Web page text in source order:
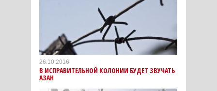
26.10.2016
В ИСПРАВИТЕЛЬНОЙ КОЛОНИИ БУДЕТ ЗВУЧАТЬ
АЗАН